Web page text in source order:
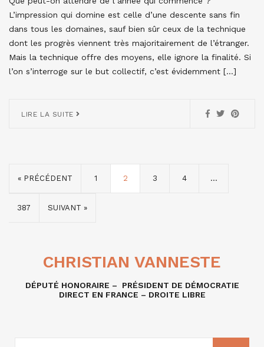
L’impression qui domine est celle d’une descente sans fin
dans tous les domaines, sauf bien sûr ceux de la technique
dont les progrès viennent très majoritairement de l’étranger.
Mais la technique offre des moyens, elle ignore la finalité. Si
l’on s’interroge sur le but collectif, c’est évidemment […]
LIRE LA SUITE
« PRÉCÉDENT 1 2 3 4 …
387 SUIVANT »
CHRISTIAN VANNESTE
DÉPUTÉ HONORAIRE – PRÉSIDENT DE DÉMOCRATIE
DIRECT EN FRANCE – DROITE LIBRE